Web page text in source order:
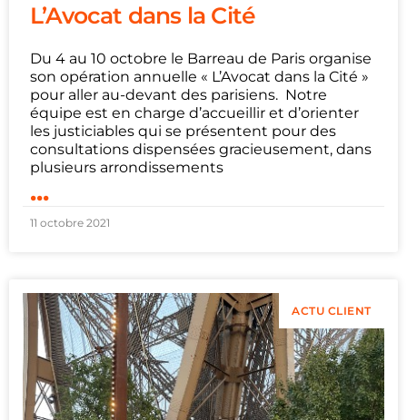
L’Avocat dans la Cité
Du 4 au 10 octobre le Barreau de Paris organise
son opération annuelle « L’Avocat dans la Cité »
pour aller au-devant des parisiens. Notre
équipe est en charge d’accueillir et d’orienter
les justiciables qui se présentent pour des
consultations dispensées gracieusement, dans
plusieurs arrondissements
...
11 octobre 2021
ACTU CLIENT